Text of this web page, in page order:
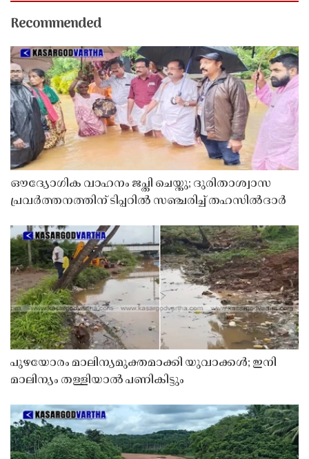
Recommended
ഔദ്യോഗിക വാഹനം ജപ്തി ചെയ്തു; ദുരിതാശ്വാസ
പ്രവർത്തനത്തിന് ടിപ്പറിൽ സഞ്ചരിച്ച് തഹസിൽദാർ
പുഴയോരം മാലിന്യമുക്തമാക്കി യുവാക്കൾ; ഇനി
മാലിന്യം തള്ളിയാൽ പണികിട്ടും